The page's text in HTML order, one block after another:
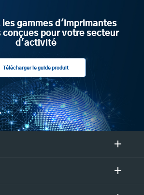
les gammes d'imprimantes
conçues pour votre secteur
d'activité
Télécharger le guide produit